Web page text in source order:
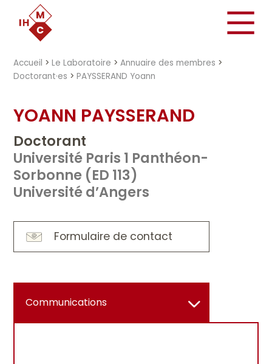
Accueil >Le Laboratoire >Annuaire des membres >
Doctorant·es >PAYSSERAND Yoann
YOANN PAYSSERAND
Doctorant
Université Paris 1 Panthéon-
Sorbonne (ED 113)
Université d’Angers
Formulaire de contact
Communications